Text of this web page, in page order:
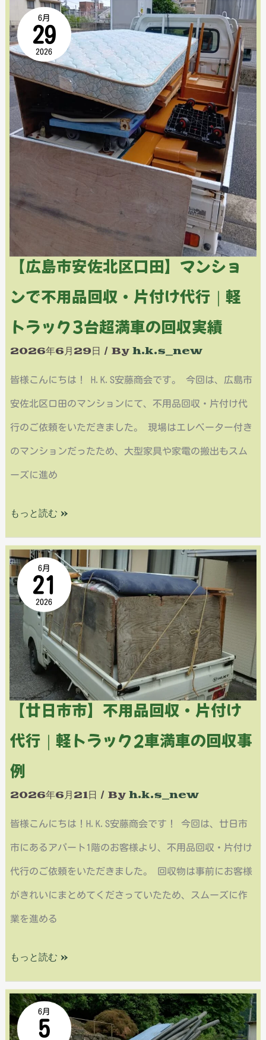
満
車
の
回
収
6月
29
2026
【広島市安佐北区口田】マンショ
ンで不用品回収・片付け代行｜軽
トラック3台超満車の回収実績
2026年6月29日 / By h.k.s_new
皆様こんにちは！ H.K.S安藤商会です。 今回は、広島市
安佐北区口田のマンションにて、不用品回収・片付け代
行のご依頼をいただきました。 現場はエレベーター付き
のマンションだったため、大型家具や家電の搬出もスム
ーズに進め
【広
島
市
安
佐
北
田】
ン
ョ
用
品
回
収・
代
行
｜
ト
ラ
ッ
3
台
超
績
もっと読む »
6月
21
2026
【廿日市市】不用品回収・片付け
代行｜軽トラック2車満車の回収事
例
2026年6月21日 / By h.k.s_new
皆様こんにちは！H.K.S安藤商会です！ 今回は、廿日市
市にあるアパート1階のお客様より、不用品回収・片付け
代行のご依頼をいただきました。 回収物は事前にお客様
がきれいにまとめてくださっていたため、スムーズに作
業を進める
【廿
日
市
市】
不
用
品
収・
片
付
け
代
行
｜
軽
ラ
ッ
ク
2
もっと読む »
6月
5
【広
島